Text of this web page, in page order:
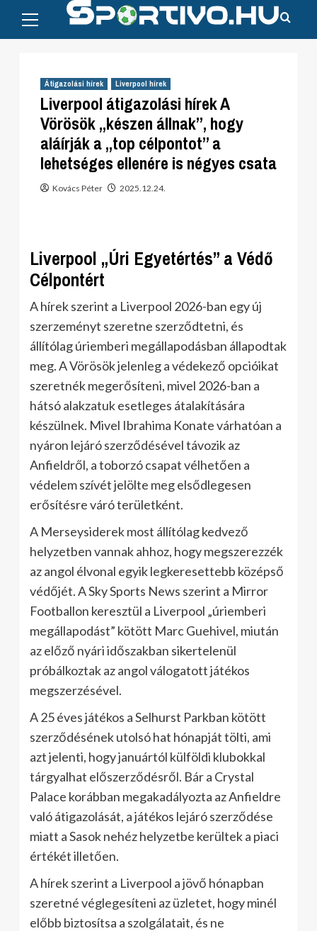
content
Menu
Átigazolási hírek Liverpool hírek
Liverpool átigazolási hírek A
Vörösök „készen állnak”, hogy
aláírják a „top célpontot” a
lehetséges ellenére is négyes csata
Kovács Péter 2025.12.24.
Liverpool „Úri Egyetértés” a Védő
Célpontért
A hírek szerint a Liverpool 2026-ban egy új
szerzeményt szeretne szerződtetni, és
állítólag úriemberi megállapodásban állapodtak
meg. A Vörösök jelenleg a védekező opcióikat
szeretnék megerősíteni, mivel 2026-ban a
hátsó alakzatuk esetleges átalakítására
készülnek. Mivel Ibrahima Konate várhatóan a
nyáron lejáró szerződésével távozik az
Anfieldről, a toborzó csapat vélhetően a
védelem szívét jelölte meg elsődlegesen
erősítésre váró területként.
A Merseysiderek most állítólag kedvező
helyzetben vannak ahhoz, hogy megszerezzék
az angol élvonal egyik legkeresettebb középső
védőjét. A Sky Sports News szerint a Mirror
Footballon keresztül a Liverpool „úriemberi
megállapodást” kötött Marc Guehivel, miután
az előző nyári időszakban sikertelenül
próbálkoztak az angol válogatott játékos
megszerzésével.
A 25 éves játékos a Selhurst Parkban kötött
szerződésének utolsó hat hónapját tölti, ami
azt jelenti, hogy januártól külföldi klubokkal
tárgyalhat előszerződésről. Bár a Crystal
Palace korábban megakadályozta az Anfieldre
való átigazolását, a játékos lejáró szerződése
miatt a Sasok nehéz helyzetbe kerültek a piaci
értékét illetően.
A hírek szerint a Liverpool a jövő hónapban
szeretné véglegesíteni az üzletet, hogy minél
előbb biztosítsa a szolgálatait, és ne